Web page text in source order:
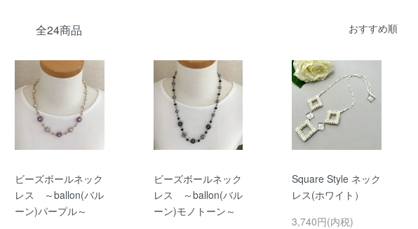
全24商品 おすすめ順
ビーズボールネック
レス ～ballon(バル
ーン)パープル～
ビーズボールネック
レス ～ballon(バル
ーン)モノトーン～
Square Style ネック
レス(ホワイト）
3,740円(内税)